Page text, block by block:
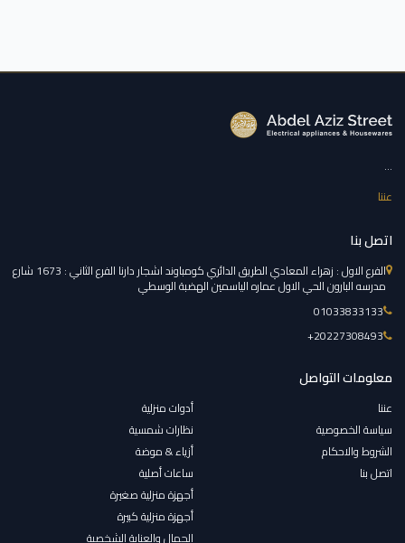
...
عننا
اتصل بنا
الفرع الاول : زهراء المعادي الطريق الدائري كومباوند اشجار دارنا الفرع الثاني : 1673 شارع
مدرسه البارون الحي الاول عماره الياسمين الهضبة الوسطي
01033833133
‎+20227308493
معلومات التواصل
عننا
سياسة الخصوصية
الشروط والاحكام
اتصل بنا
أدوات منزلية
نظارات شمسية
أزياء & موضة
ساعات أصلية
أجهزة منزلية صغيرة
أجهزة منزلية كبيرة
الجمال والعناية الشخصية